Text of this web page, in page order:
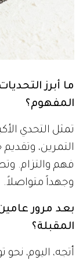
ما أبرز
المفهوم؟
تمثل التحدي
فهم والتزام.
وجهداً متواصلاً.
المقبلة؟
أتجه، اليوم،